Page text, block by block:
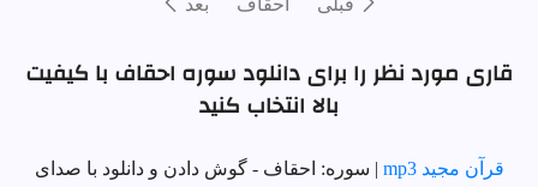
قاری مورد نظر را برای دانلود سوره احقاف با کیفیت
بالا انتخاب کنید
قرآن مجید mp3
| سوره: احقاف - گوش دادن و دانلود با صدای